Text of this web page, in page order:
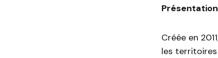
Créée en
les territoires